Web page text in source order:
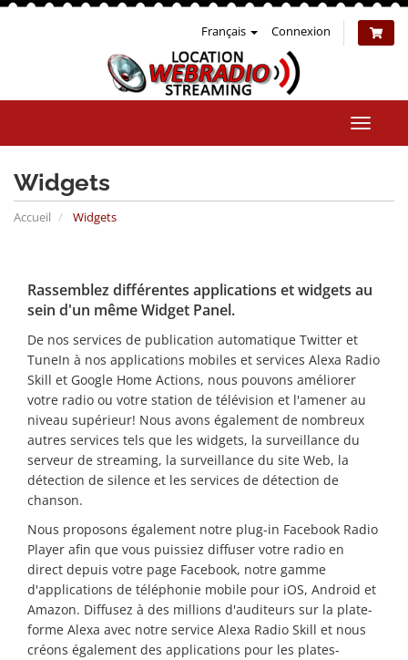
Français Connexion
la
Widgets
Accueil Widgets
Rassemblez différentes applications et widgets au
sein d'un même Widget Panel.
De nos services de publication automatique Twitter et
TuneIn à nos applications mobiles et services Alexa Radio
Skill et Google Home Actions, nous pouvons améliorer
votre radio ou votre station de télévision et l'amener au
niveau supérieur! Nous avons également de nombreux
autres services tels que les widgets, la surveillance du
serveur de streaming, la surveillance du site Web, la
détection de silence et les services de détection de
chanson.
Nous proposons également notre plug-in Facebook Radio
Player afin que vous puissiez diffuser votre radio en
direct depuis votre page Facebook, notre gamme
d'applications de téléphonie mobile pour iOS, Android et
Amazon. Diffusez à des millions d'auditeurs sur la plate-
forme Alexa avec notre service Alexa Radio Skill et nous
créons également des applications pour les plates-